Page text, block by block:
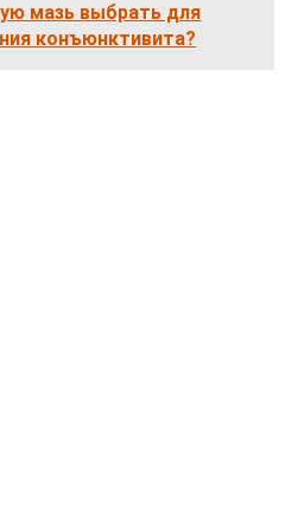
мазь выбрать для
конъюнктивита?